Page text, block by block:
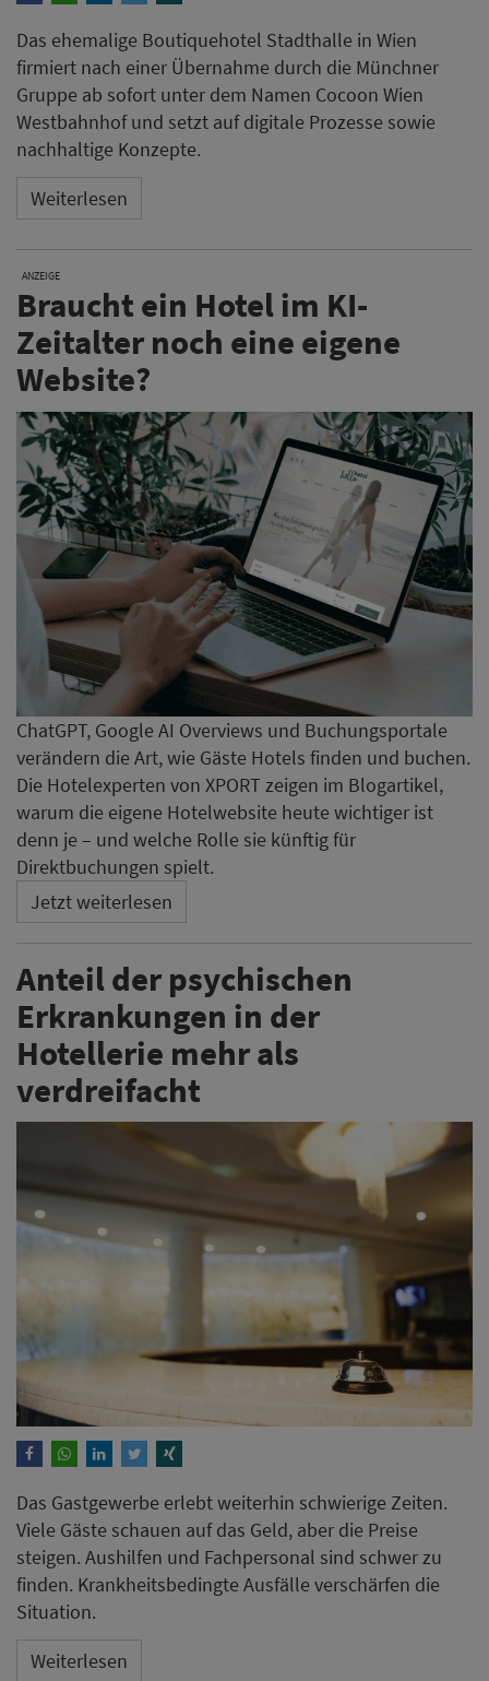
Das ehemalige Boutiquehotel Stadthalle in Wien
firmiert nach einer Übernahme durch die Münchner
Gruppe ab sofort unter dem Namen Cocoon Wien
Westbahnhof und setzt auf digitale Prozesse sowie
nachhaltige Konzepte.
Weiterlesen
ANZEIGE
Braucht ein Hotel im KI-
Zeitalter noch eine eigene
Website?
ChatGPT, Google AI Overviews und Buchungsportale
verändern die Art, wie Gäste Hotels finden und buchen.
Die Hotelexperten von XPORT zeigen im Blogartikel,
warum die eigene Hotelwebsite heute wichtiger ist
denn je – und welche Rolle sie künftig für
Direktbuchungen spielt.
Jetzt weiterlesen
Anteil der psychischen
Erkrankungen in der
Hotellerie mehr als
verdreifacht
Das Gastgewerbe erlebt weiterhin schwierige Zeiten.
Viele Gäste schauen auf das Geld, aber die Preise
steigen. Aushilfen und Fachpersonal sind schwer zu
finden. Krankheitsbedingte Ausfälle verschärfen die
Situation.
Weiterlesen